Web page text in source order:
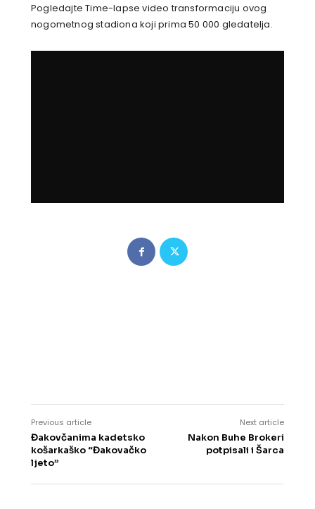
Pogledajte Time-lapse video transformaciju ovog
nogometnog stadiona koji prima 50 000 gledatelja.
Previous article
Đakovčanima kadetsko
košarkaško “Đakovačko
ljeto”
Next article
Nakon Buhe Brokeri
potpisali i Šarca